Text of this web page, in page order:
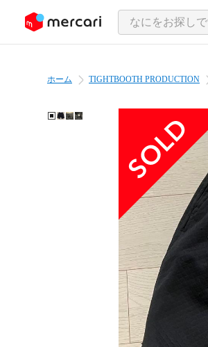
ツにスキップ
ホーム TIGHTBOOTH PRODUCTION